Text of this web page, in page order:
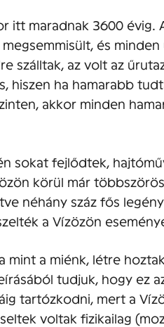
itt maradnak 3600 évig.
és
szálltak, az volt az
hiszen ha hamarabb
akkor minden
sokat fejlődtek,
körül már
néhány száz fős
a Vízözön
mint a miénk, létre
tudjuk, hogy ez
tartózkodni, mert a
voltak fizikailag